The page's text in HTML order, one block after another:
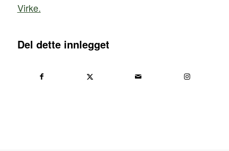
Virke.
Del dette innlegget